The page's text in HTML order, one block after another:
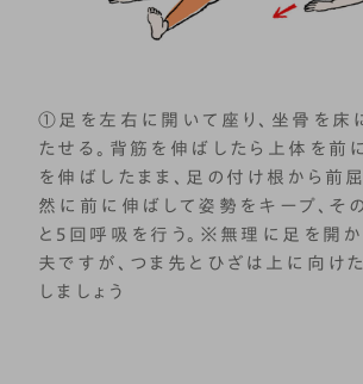
①足を左右に開いて座り、坐骨を床
たせる。背筋を伸ばしたら上体を前
を伸ばしたまま、足の付け根から前
然に前に伸ばして姿勢をキープ、そ
と5回呼吸を行う。※無理に足を開か
夫ですが、つま先とひざは上に向け
しましょう